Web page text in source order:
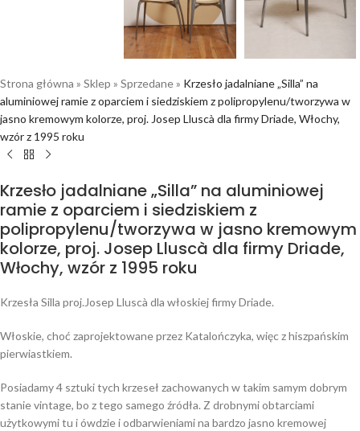
Strona główna » Sklep » Sprzedane» Krzesło jadalniane „Silla” na
aluminiowej ramie z oparciem i siedziskiem z polipropylenu/tworzywa w
jasno kremowym kolorze, proj. Josep Lluscà dla firmy Driade, Włochy,
wzór z 1995 roku
Krzesło jadalniane „Silla” na aluminiowej
ramie z oparciem i siedziskiem z
polipropylenu/tworzywa w jasno kremowym
kolorze, proj. Josep Lluscà dla firmy Driade,
Włochy, wzór z 1995 roku
Krzesła Silla proj.Josep Lluscà dla włoskiej firmy Driade.
Włoskie, choć zaprojektowane przez Katalończyka, więc z hiszpańskim
pierwiastkiem.
Posiadamy 4 sztuki tych krzeseł zachowanych w takim samym dobrym
stanie vintage, bo z tego samego źródła. Z drobnymi obtarciami
użytkowymi tu i ówdzie i odbarwieniami na bardzo jasno kremowej